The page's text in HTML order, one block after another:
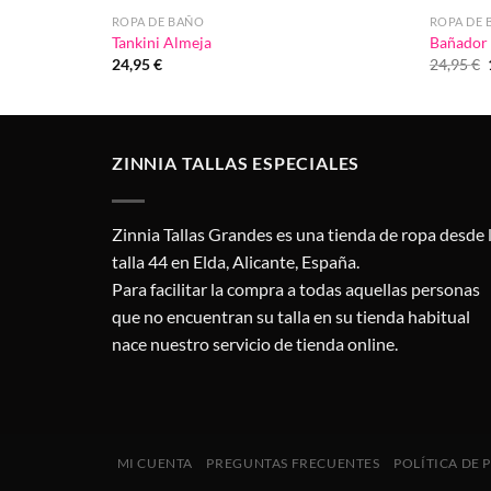
ROPA DE BAÑO
Tankini Almeja
24,95€
ROPA DE
24,95€
ZINNIA TALLAS ESPECIALES
Zinnia Tallas Grandes es una tienda de ropa desde
talla 44 en Elda, Alicante, España.
Para facilitar la compra a todas aquellas personas
que no encuentran su talla en su tienda habitual
nace nuestro servicio de tienda online.
MI CUENTA PREGUNTAS FRECUENTES POLÍTICA DE